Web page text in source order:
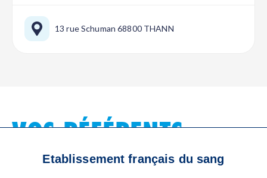
13 rue Schuman 68800 THANN
VOS RÉFÉRENTS
LOCAUX
Etablissement français du sang